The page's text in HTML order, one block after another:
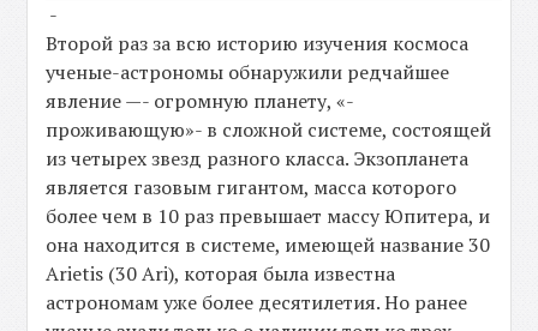
-
Второй раз за всю историю изучения космоса
ученые-астрономы обнаружили редчайшее
явление —- огромную планету, «-
проживающую»- в сложной системе, состоящей
из четырех звезд разного класса. Экзопланета
является газовым гигантом, масса которого
более чем в 10 раз превышает массу Юпитера, и
она находится в системе, имеющей название 30
Arietis (30 Ari), которая была известна
астрономам уже более десятилетия. Но ранее